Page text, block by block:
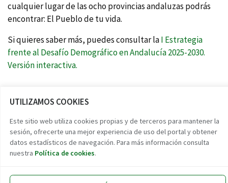
UTILIZAMOS COOKIES
Este sitio web utiliza cookies propias y de terceros para mantener la
sesión, ofrecerte una mejor experiencia de uso del portal y obtener
datos estadísticos de navegación. Para más información consulta
nuestra Política de cookies.
cualquier lugar de las ocho provincias andaluzas podrás
encontrar: El Pueblo de tu vida.
Si quieres saber más, puedes consultar laI Estrategia
frente al Desafío Demográfico en Andalucía 2025-2030.
Versión interactiva.
Reto demográfico
Encuentra tu pueblo